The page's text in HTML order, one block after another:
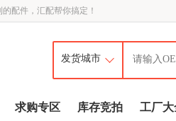
配件，汇配帮你搞定！
求购专区 库存竞拍 工厂大